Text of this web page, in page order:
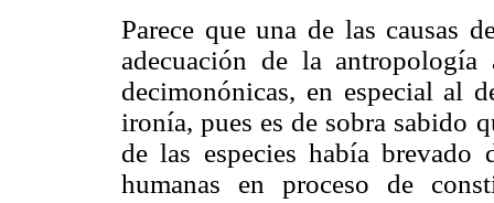
Parece que una de las causas
adecuación de la
decimonónicas, en especial al
ironía, pues es de sobra sabido
de las especies había
humanas en proceso de